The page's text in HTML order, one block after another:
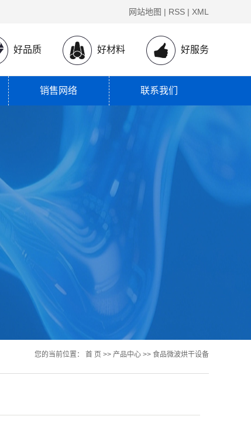
网站地图 | RSS | XML
好品质 好材料 好服务
销售网络 联系我们
您的当前位置： 首 页 >> 产品中心 >> 食品微波烘干设备